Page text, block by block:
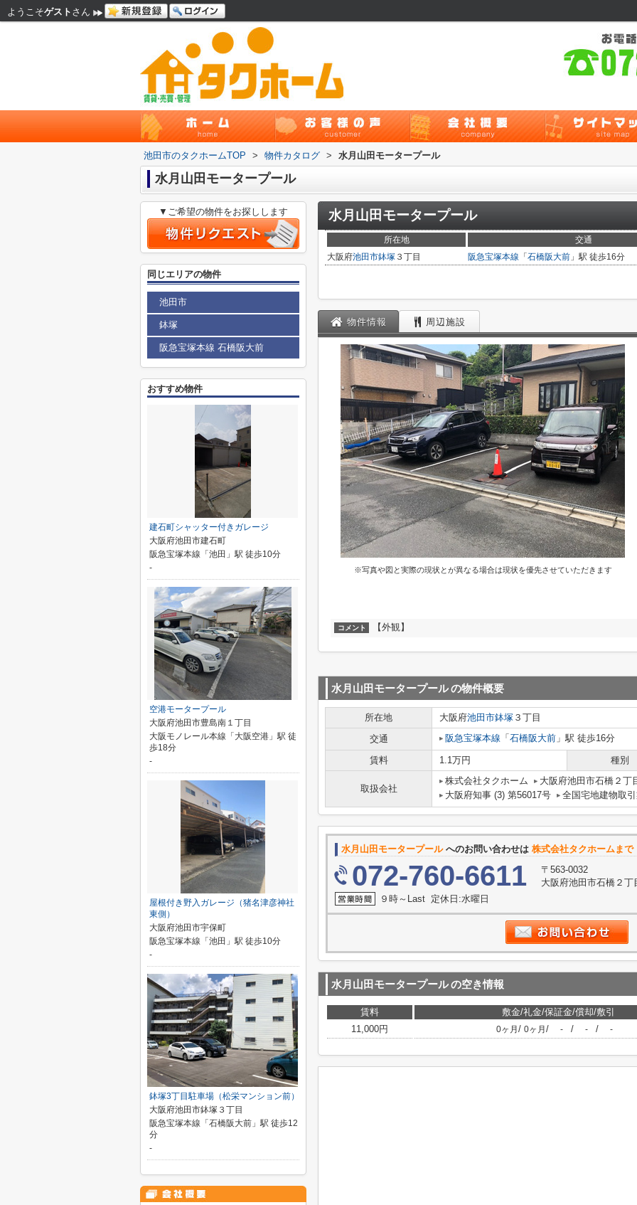
ようこそゲスト さん
池田市のタクホームTOP > 物件カタログ > 水月山田モータープール
水月山田モータープール
水月山田モータープール
所在地
交通
大阪府池田市鉢塚 ３丁目 阪急宝塚本線 「 石橋阪大前 」駅 徒歩16分
物件情報 周辺施設
※写真や図と実際の現状とが異なる場合は現状を優先させていただきます
コメント 【外観】
水月山田モータープールの物件概要
所在地 大阪府池田市鉢塚 ３丁目
交通
阪急宝塚本線 「 石橋阪大前 」駅 徒歩16分
賃料 1.1万円 種別
取扱会社
株式会社タクホーム
大阪府池田市石橋２丁
大阪府知事 (3) 第56017号
全国宅地建物取
水月山田モータープールへのお問い合わせは 株式会社タクホームまで
072-760-6611
〒563-0032
大阪府池田市石橋２
９時～Last 定休日:水曜日
水月山田モータープールの空き情報
賃料
敷金/礼金/保証金/償却/敷引
11,000円
0ヶ月 / 0ヶ月 / - / - / -
▼ご希望の物件をお探しします
同じエリアの物件
池田市
鉢塚
阪急宝塚本線 石橋阪大前
おすすめ物件
建石町シャッター付きガレージ
大阪府池田市建石町
阪急宝塚本線「池田」駅 徒歩10分
-
空港モータープール
大阪府池田市豊島南１丁目
大阪モノレール本線「大阪空港」駅 徒
歩18分
-
屋根付き野入ガレージ（猪名津彦神社
東側）
大阪府池田市宇保町
阪急宝塚本線「池田」駅 徒歩10分
-
鉢塚3丁目駐車場（松栄マンション前）
大阪府池田市鉢塚３丁目
阪急宝塚本線「石橋阪大前」駅 徒歩12
分
-